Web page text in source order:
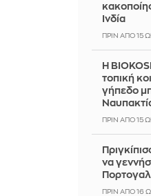
Ινδία
ΠΡΙΝ ΑΠΌ 15
Η
τοπική
γήπεδο
ΠΡΙΝ ΑΠΌ 15
να
ΠΡΙΝ ΑΠΌ 16